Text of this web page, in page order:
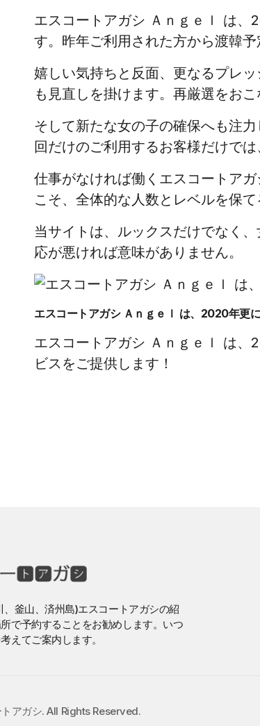
エスコートアガシ Ａｎｇｅｌ は、
す。昨年ご利用された方から渡韓予
嬉しい気持ちと反面、更なるプレ
も見直しを掛けます。再厳選をお
そして新たな女の子の確保へも注
回だけのご利用するお客様だけで
仕事がなければ働くエスコートア
こそ、全体的な人数とレベルを保て
当サイトは、ルックスだけでなく
応が悪ければ意味がありません。
エスコートアガシ Ａｎｇｅｌ は、2020年更
エスコートアガシ Ａｎｇｅｌ は、
ビスをご提供します！
釜山、済州島)エスコートアガシの紹
で予約することをお勧めします。いつ
えてご案内します。
アガシ. All Rights Reserved.